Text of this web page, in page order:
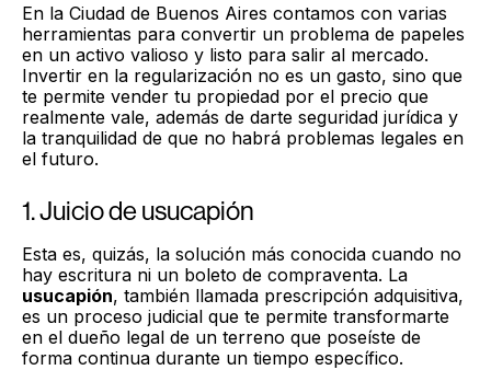
En la Ciudad de Buenos Aires contamos con varias
herramientas para convertir un problema de papeles
en un activo valioso y listo para salir al mercado.
Invertir en la regularización no es un gasto, sino que
te permite vender tu propiedad por el precio que
realmente vale, además de darte seguridad jurídica y
la tranquilidad de que no habrá problemas legales en
el futuro.
1. Juicio de usucapión
Esta es, quizás, la solución más conocida cuando no
hay escritura ni un boleto de compraventa. La
usucapión, también llamada prescripción adquisitiva,
es un proceso judicial que te permite transformarte
en el dueño legal de un terreno que poseíste de
forma continua durante un tiempo específico.